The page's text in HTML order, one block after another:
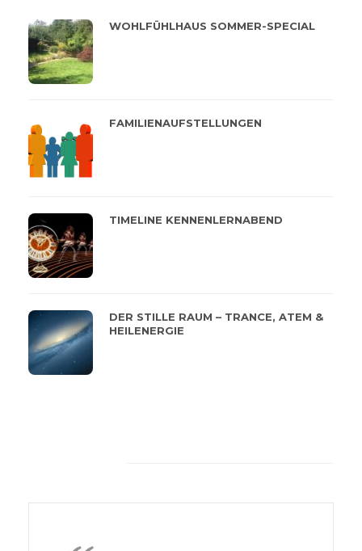
WOHLFÜHLHAUS SOMMER-SPECIAL
FAMILIENAUFSTELLUNGEN
TIMELINE KENNENLERNABEND
DER STILLE RAUM – TRANCE, ATEM &
HEILENERGIE